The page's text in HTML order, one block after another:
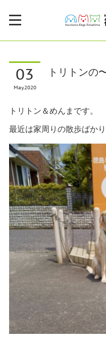
03
May2020
トリトンの
トリトン＆めんまです。
最近は家周りの散歩ばか